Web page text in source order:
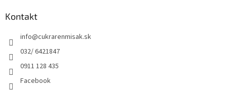
Kontakt
info@cukrarenmisak.sk
032/ 6421847
0911 128 435
Facebook